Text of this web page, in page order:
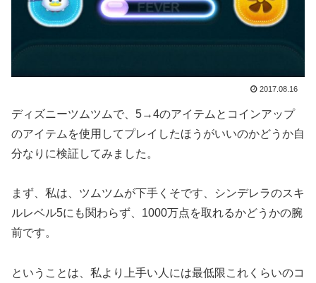
2017.08.16
ディズニーツムツムで、5→4のアイテムとコインアップ
のアイテムを使用してプレイしたほうがいいのかどうか自
分なりに検証してみました。
まず、私は、ツムツムが下手くそです、シンデレラのスキ
ルレベル5にも関わらず、1000万点を取れるかどうかの腕
前です。
ということは、私より上手い人には最低限これくらいのコ